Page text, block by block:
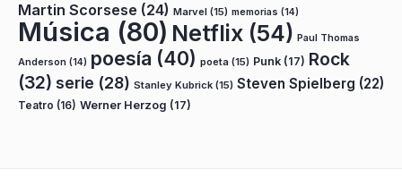
Martin Scorsese (24) Marvel (15) memorias (14)
Música (80) Netflix (54) Paul Thomas
Anderson (14) poesía (40) poeta (15) Punk (17) Rock
(32) serie (28) Stanley Kubrick (15) Steven Spielberg (22)
Teatro (16) Werner Herzog (17)